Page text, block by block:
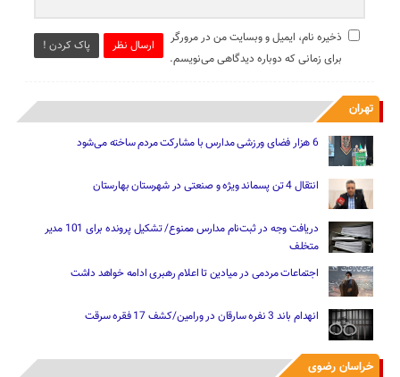
ارسال نظر پاک کردن !
ذخیره نام، ایمیل و وبسایت من در مرورگر
برای زمانی که دوباره دیدگاهی می‌نویسم.
تهران
6 هزار فضای ورزشی مدارس با مشارکت مردم ساخته می‌شود
انتقال 4 تن پسماند ویژه و صنعتی در شهرستان بهارستان
دریافت وجه در ثبت‌نام مدارس ممنوع/ تشکیل پرونده برای 101 مدیر
متخلف
اجتماعات مردمی در میادین تا اعلام رهبری ادامه خواهد داشت
انهدام باند 3 نفره سارقان در ورامین/کشف 17 فقره سرقت
خراسان رضوی